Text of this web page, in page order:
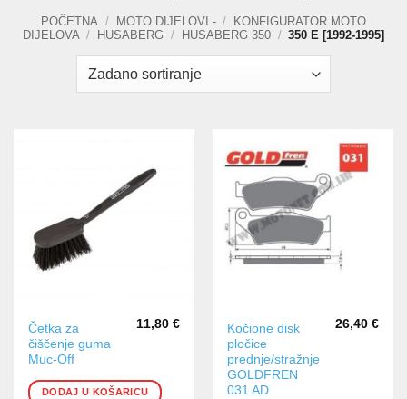
POČETNA / MOTO DIJELOVI - /
KONFIGURATOR MOTO
DIJELOVA / HUSABERG / HUSABERG 350 / 350 E [1992-1995]
Četka za
čiščenje guma
Muc-Off
11,80 €
DODAJ U KOŠARICU
Kočione disk
pločice
prednje/stražnje
GOLDFREN
031 AD
26,40 €